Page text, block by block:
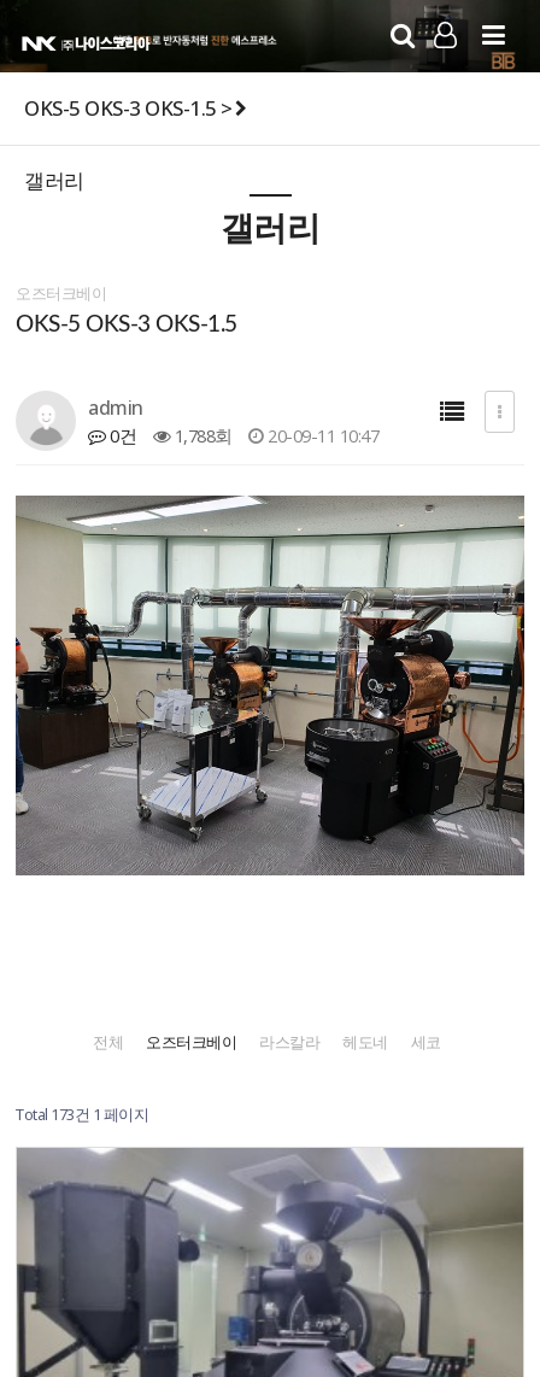
OKS-5 OKS-3 OKS-1.5 >
갤러리
갤러리
오즈터크베이
OKS-5 OKS-3 OKS-1.5
admin
0건 1,788회 20-09-11 10:47
전체 오즈터크베이 라스칼라 헤도네 세코
Total 173건 1 페이지